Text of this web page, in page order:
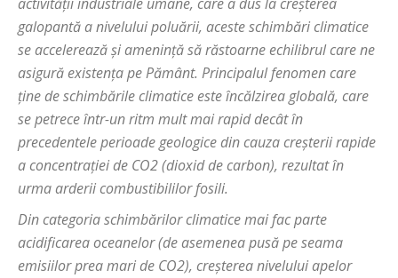
galopantă a nivelului poluării, aceste schimbări climatice
se accelerează și amenință să răstoarne echilibrul care ne
asigură existența pe Pământ. Principalul fenomen care
ține de schimbările climatice este încălzirea globală, care
se petrece într-un ritm mult mai rapid decât în
precedentele perioade geologice din cauza creșterii rapide
a concentrației de CO2 (dioxid de carbon), rezultat în
urma arderii combustibililor fosili.
Din categoria schimbărilor climatice mai fac parte
acidificarea oceanelor (de asemenea pusă pe seama
emisiilor prea mari de CO2), creșterea nivelului apelor